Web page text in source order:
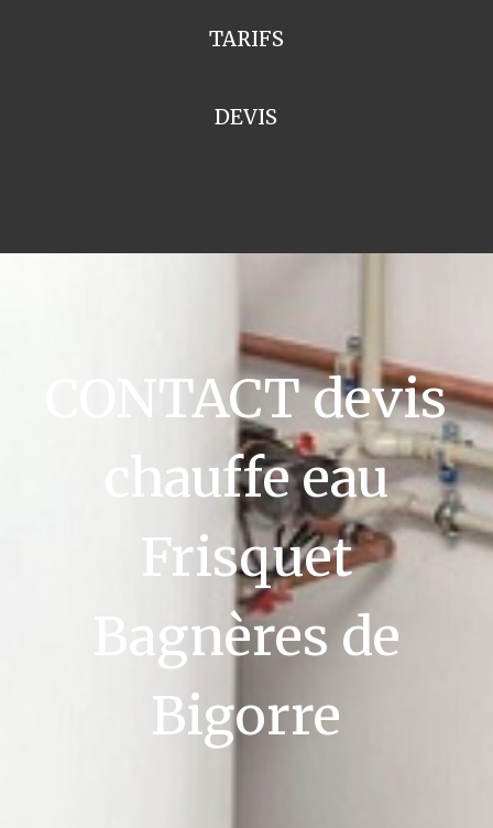
TARIFS
DEVIS
CONTACT devis
chauffe eau
Frisquet
Bagnères de
Bigorre